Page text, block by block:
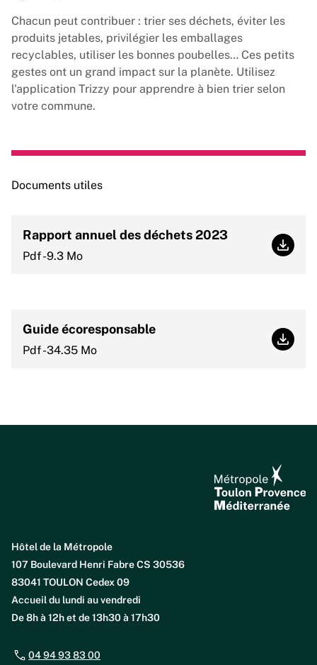
Chacun peut contribuer : trier ses déchets, éviter les
produits jetables, privilégier les emballages
recyclables, utiliser les bonnes poubelles… Ces petits
gestes ont un grand impact sur la planète. Utilisez
l'application Trizzy pour apprendre à bien trier selon
votre commune.
Documents utiles
Rapport annuel des déchets 2023
Pdf -9.3 Mo
Guide écoresponsable
Pdf -34.35 Mo Guide
Hôtel de la Métropole
107 Boulevard Henri Fabre CS 30536
83041 TOULON Cedex 09
Accueil du lundi au vendredi
De 8h à 12h et de 13h30 à 17h30
04 94 93 83 00